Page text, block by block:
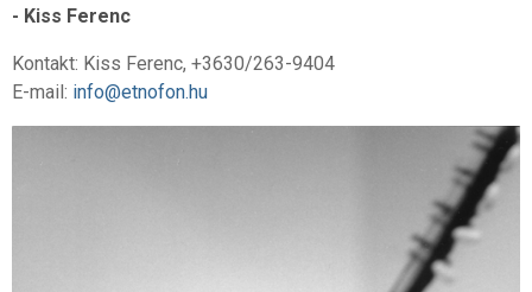
- Kiss Ferenc
Kontakt: Kiss Ferenc, +3630/263-9404
E-mail: info@etnofon.hu